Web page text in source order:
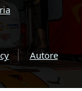
Autore